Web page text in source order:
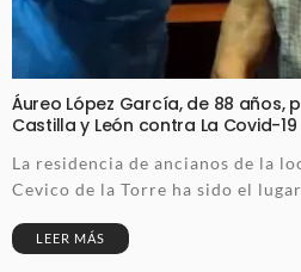
Áureo López García, de 88 años,
Castilla y León contra La Covid-19
La residencia de ancianos de la
Cevico de la Torre ha sido el
LEER MÁS